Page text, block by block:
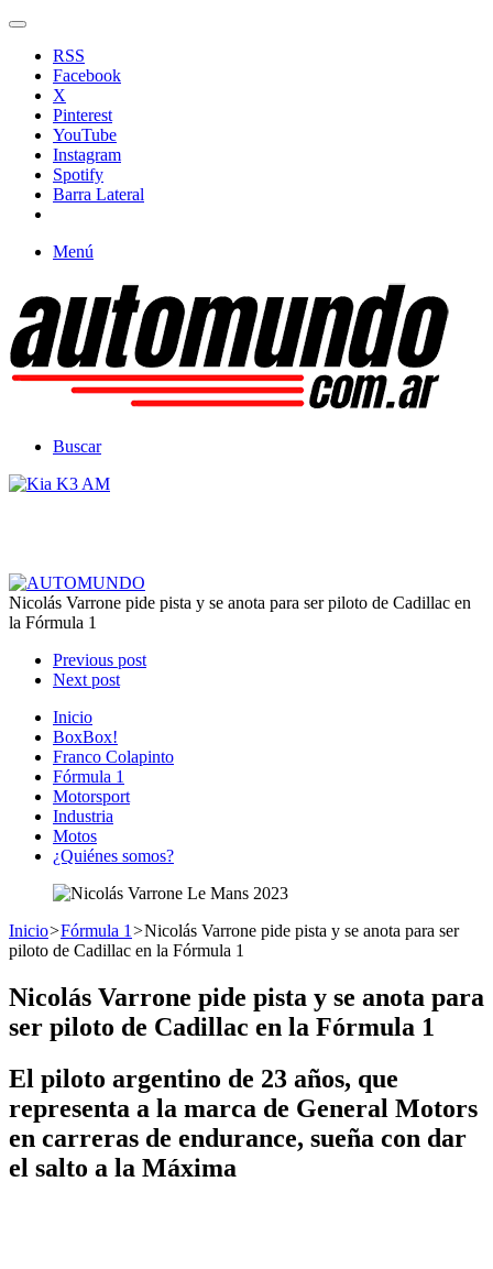
RSS
Facebook
X
Pinterest
YouTube
Instagram
Spotify
Barra Lateral
Menú
Buscar
Nicolás Varrone pide pista y se anota para ser piloto de Cadillac en
la Fórmula 1
Previous post
Next post
Inicio
BoxBox!
Franco Colapinto
Fórmula 1
Motorsport
Industria
Motos
¿Quiénes somos?
Inicio>Fórmula 1 >Nicolás Varrone pide pista y se anota para ser
piloto de Cadillac en la Fórmula 1
Nicolás Varrone pide pista y se anota para
ser piloto de Cadillac en la Fórmula 1
El piloto argentino de 23 años, que
representa a la marca de General Motors
en carreras de endurance, sueña con dar
el salto a la Máxima